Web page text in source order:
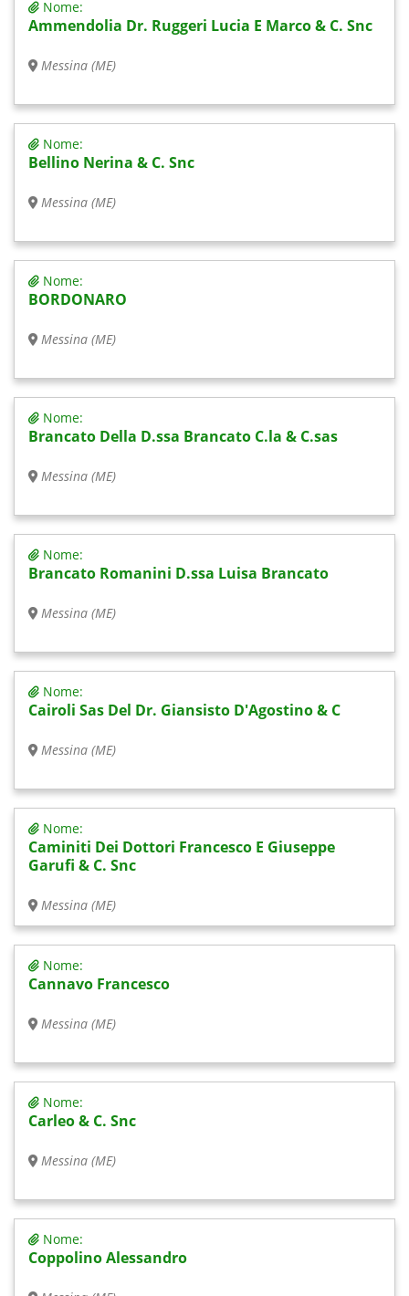
Nome:
Ammendolia Dr. Ruggeri Lucia E Marco & C. Snc
Messina (ME)
Nome:
Bellino Nerina & C. Snc
Messina (ME)
Nome:
BORDONARO
Messina (ME)
Nome:
Brancato Della D.ssa Brancato C.la & C.sas
Messina (ME)
Nome:
Brancato Romanini D.ssa Luisa Brancato
Messina (ME)
Nome:
Cairoli Sas Del Dr. Giansisto D'Agostino & C
Messina (ME)
Nome:
Caminiti Dei Dottori Francesco E Giuseppe
Garufi & C. Snc
Messina (ME)
Nome:
Cannavo Francesco
Messina (ME)
Nome:
Carleo & C. Snc
Messina (ME)
Nome:
Coppolino Alessandro